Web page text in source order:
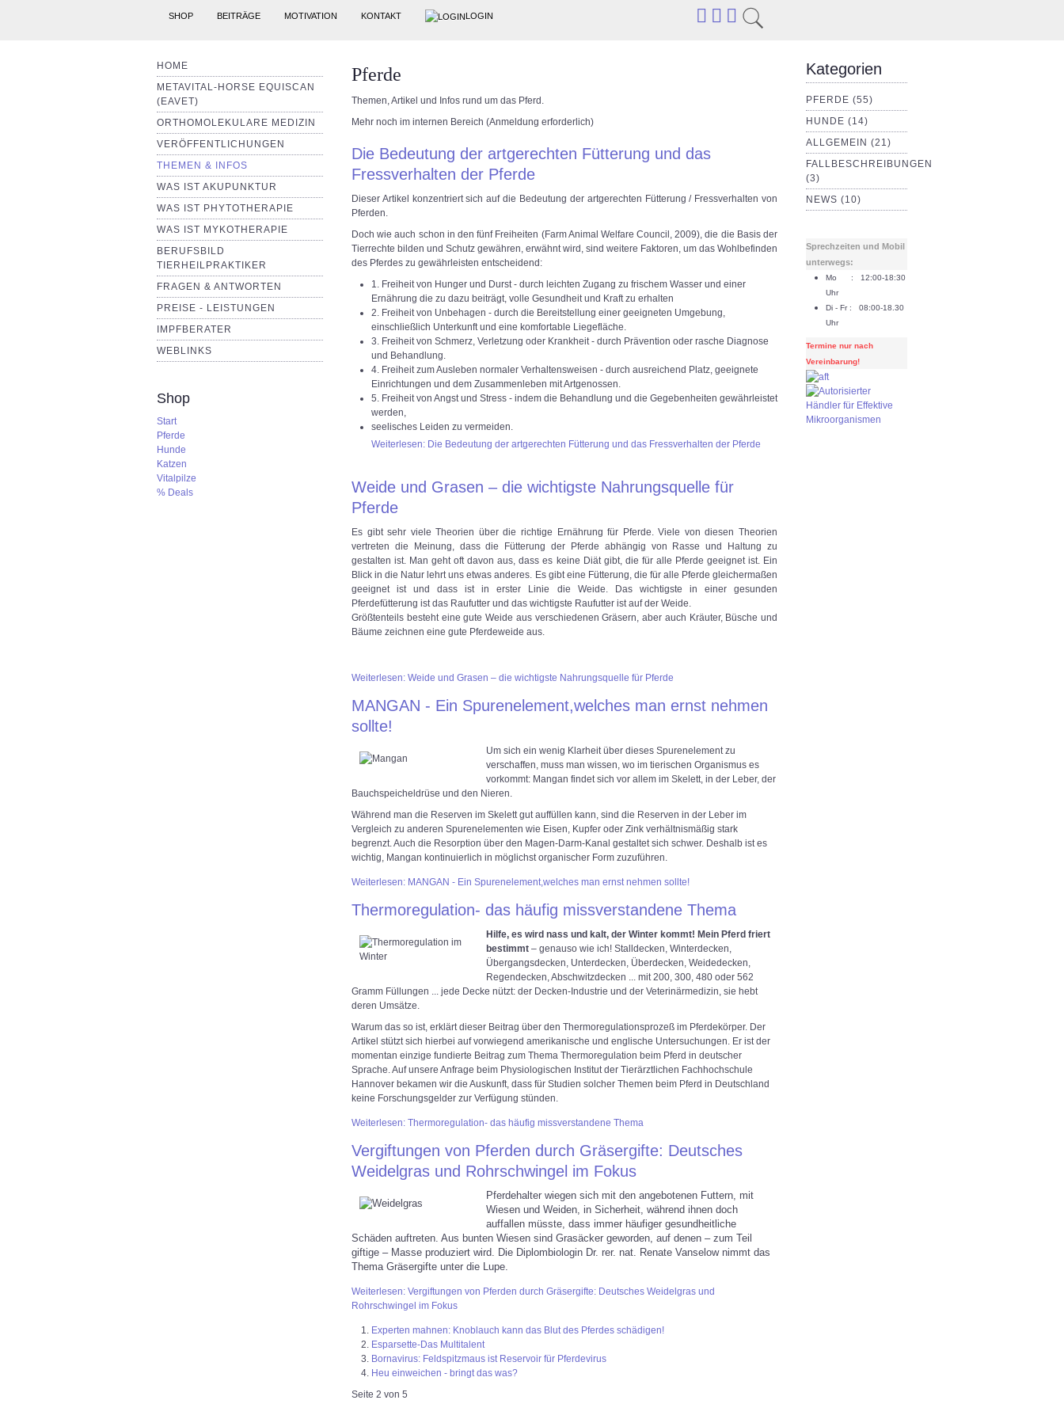
SHOP BEITRÄGE MOTIVATION KONTAKT LOGIN
HOME
METAVITAL-HORSE EQUISCAN
(EAVET)
ORTHOMOLEKULARE MEDIZIN
VERÖFFENTLICHUNGEN
THEMEN & INFOS
WAS IST AKUPUNKTUR
WAS IST PHYTOTHERAPIE
WAS IST MYKOTHERAPIE
BERUFSBILD
TIERHEILPRAKTIKER
FRAGEN & ANTWORTEN
PREISE - LEISTUNGEN
IMPFBERATER
WEBLINKS
Shop
Start
Pferde
Hunde
Katzen
Vitalpilze
% Deals
Pferde
Themen, Artikel und Infos rund um das Pferd.
Mehr noch im internen Bereich (Anmeldung erforderlich)
Die Bedeutung der artgerechten Fütterung und das
Fressverhalten der Pferde
Dieser Artikel konzentriert sich auf die Bedeutung der artgerechten Fütterung / Fressverhalten von
Pferden.
Doch wie auch schon in den fünf Freiheiten (Farm Animal Welfare Council, 2009), die die Basis der
Tierrechte bilden und Schutz gewähren, erwähnt wird, sind weitere Faktoren, um das Wohlbefinden
des Pferdes zu gewährleisten entscheidend:
1. Freiheit von Hunger und Durst - durch leichten Zugang zu frischem Wasser und einer
Ernährung die zu dazu beiträgt, volle Gesundheit und Kraft zu erhalten
2. Freiheit von Unbehagen - durch die Bereitstellung einer geeigneten Umgebung,
einschließlich Unterkunft und eine komfortable Liegefläche.
3. Freiheit von Schmerz, Verletzung oder Krankheit - durch Prävention oder rasche Diagnose
und Behandlung.
4. Freiheit zum Ausleben normaler Verhaltensweisen - durch ausreichend Platz, geeignete
Einrichtungen und dem Zusammenleben mit Artgenossen.
5. Freiheit von Angst und Stress - indem die Behandlung und die Gegebenheiten gewährleistet
werden,
seelisches Leiden zu vermeiden.
Weiterlesen: Die Bedeutung der artgerechten Fütterung und das Fressverhalten der Pferde
Weide und Grasen – die wichtigste Nahrungsquelle für
Pferde
Es gibt sehr viele Theorien über die richtige Ernährung für Pferde. Viele von diesen Theorien
vertreten die Meinung, dass die Fütterung der Pferde abhängig von Rasse und Haltung zu
gestalten ist. Man geht oft davon aus, dass es keine Diät gibt, die für alle Pferde geeignet ist. Ein
Blick in die Natur lehrt uns etwas anderes. Es gibt eine Fütterung, die für alle Pferde gleichermaßen
geeignet ist und dass ist in erster Linie die Weide. Das wichtigste in einer gesunden
Pferdefütterung ist das Raufutter und das wichtigste Raufutter ist auf der Weide.
Größtenteils besteht eine gute Weide aus verschiedenen Gräsern, aber auch Kräuter, Büsche und
Bäume zeichnen eine gute Pferdeweide aus.
Weiterlesen: Weide und Grasen – die wichtigste Nahrungsquelle für Pferde
MANGAN - Ein Spurenelement,welches man ernst nehmen
sollte!
Um sich ein wenig Klarheit über dieses Spurenelement zu
verschaffen, muss man wissen, wo im tierischen Organismus es
vorkommt: Mangan findet sich vor allem im Skelett, in der Leber, der
Bauchspeicheldrüse und den Nieren.
Während man die Reserven im Skelett gut auffüllen kann, sind die Reserven in der Leber im
Vergleich zu anderen Spurenelementen wie Eisen, Kupfer oder Zink verhältnismäßig stark
begrenzt. Auch die Resorption über den Magen-Darm-Kanal gestaltet sich schwer. Deshalb ist es
wichtig, Mangan kontinuierlich in möglichst organischer Form zuzuführen.
Weiterlesen: MANGAN - Ein Spurenelement,welches man ernst nehmen sollte!
Thermoregulation- das häufig missverstandene Thema
Hilfe, es wird nass und kalt, der Winter kommt! Mein Pferd friert
bestimmt – genauso wie ich! Stalldecken, Winterdecken,
Übergangsdecken, Unterdecken, Überdecken, Weidedecken,
Regendecken, Abschwitzdecken ... mit 200, 300, 480 oder 562
Gramm Füllungen ... jede Decke nützt: der Decken-Industrie und der Veterinärmedizin, sie hebt
deren Umsätze.
Warum das so ist, erklärt dieser Beitrag über den Thermoregulationsprozeß im Pferdekörper. Der
Artikel stützt sich hierbei auf vorwiegend amerikanische und englische Untersuchungen. Er ist der
momentan einzige fundierte Beitrag zum Thema Thermoregulation beim Pferd in deutscher
Sprache. Auf unsere Anfrage beim Physiologischen Institut der Tierärztlichen Fachhochschule
Hannover bekamen wir die Auskunft, dass für Studien solcher Themen beim Pferd in Deutschland
keine Forschungsgelder zur Verfügung stünden.
Weiterlesen: Thermoregulation- das häufig missverstandene Thema
Vergiftungen von Pferden durch Gräsergifte: Deutsches
Weidelgras und Rohrschwingel im Fokus
Pferdehalter wiegen sich mit den angebotenen Futtern, mit
Wiesen und Weiden, in Sicherheit, während ihnen doch
auffallen müsste, dass immer häufiger gesundheitliche
Schäden auftreten. Aus bunten Wiesen sind Grasäcker geworden, auf denen – zum Teil
giftige – Masse produziert wird. Die Diplombiologin Dr. rer. nat. Renate Vanselow nimmt das
Thema Gräsergifte unter die Lupe.
Weiterlesen: Vergiftungen von Pferden durch Gräsergifte: Deutsches Weidelgras und
Rohrschwingel im Fokus
Experten mahnen: Knoblauch kann das Blut des Pferdes schädigen!
Esparsette-Das Multitalent
Bornavirus: Feldspitzmaus ist Reservoir für Pferdevirus
Heu einweichen - bringt das was?
Seite 2 von 5
Kategorien
PFERDE (55)
HUNDE (14)
ALLGEMEIN (21)
FALLBESCHREIBUNGEN
(3)
NEWS (10)
Sprechzeiten und Mobil
unterwegs:
Mo : 12:00-18:30
Uhr
Di - Fr : 08:00-18.30
Uhr
Termine nur nach
Vereinbarung!